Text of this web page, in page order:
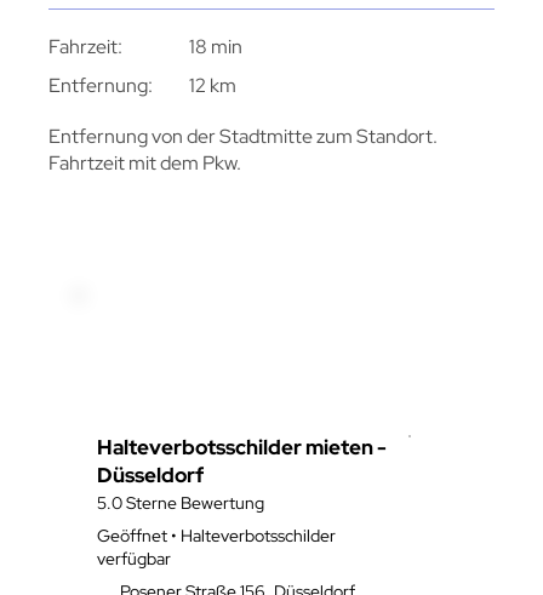
Fahrzeit:
Entfernung:
18 min
12 km
Entfernung von der Stadtmitte zum Standort.
Fahrtzeit mit dem Pkw.
Halteverbotsschilder mieten -
Düsseldorf
5.0 Sterne Bewertung
Geöffnet • Halteverbotsschilder
verfügbar